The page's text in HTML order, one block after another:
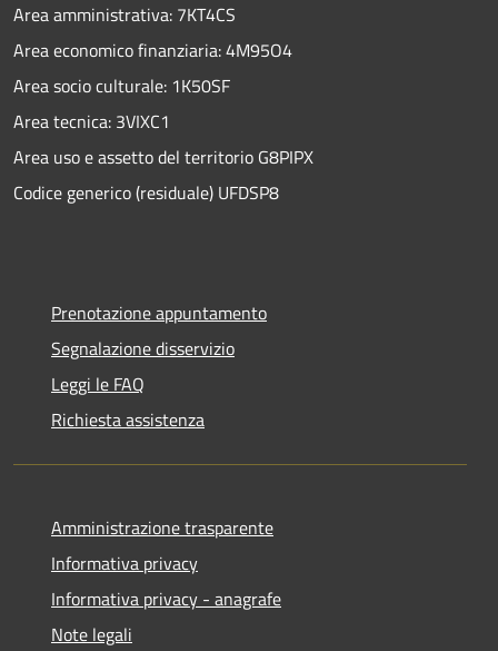
Area amministrativa: 7KT4CS
Area economico finanziaria: 4M95O4
Area socio culturale: 1K50SF
Area tecnica: 3VIXC1
Area uso e assetto del territorio G8PIPX
Codice generico (residuale) UFDSP8
Prenotazione appuntamento
Segnalazione disservizio
Leggi le FAQ
Richiesta assistenza
Amministrazione trasparente
Informativa privacy
Informativa privacy - anagrafe
Note legali